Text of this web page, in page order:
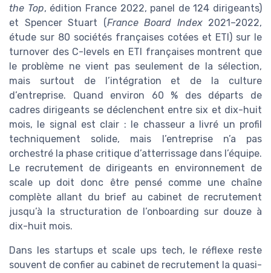
the Top, édition France 2022, panel de 124 dirigeants)
et Spencer Stuart (France Board Index2021–2022,
étude sur 80 sociétés françaises cotées et ETI) sur le
turnover des C-levels en ETI françaises montrent que
le problème ne vient pas seulement de la sélection,
mais surtout de l’intégration et de la culture
d’entreprise. Quand environ 60 % des départs de
cadres dirigeants se déclenchent entre six et dix-huit
mois, le signal est clair : le chasseur a livré un profil
techniquement solide, mais l’entreprise n’a pas
orchestré la phase critique d’atterrissage dans l’équipe.
Le recrutement de dirigeants en environnement de
scale up doit donc être pensé comme une chaîne
complète allant du brief au cabinet de recrutement
jusqu’à la structuration de l’onboarding sur douze à
dix-huit mois.
Dans les startups et scale ups tech, le réflexe reste
souvent de confier au cabinet de recrutement la quasi-